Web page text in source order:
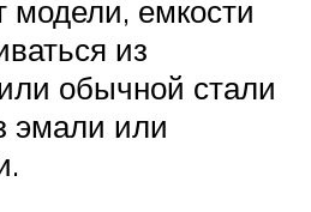
модели, емкости
из
обычной стали
эмали или